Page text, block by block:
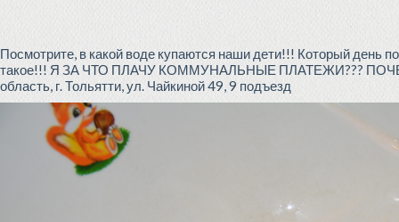
Посмотрите, в какой воде купаются наши дети!!! Который день
такое!!! Я ЗА ЧТО ПЛАЧУ КОММУНАЛЬНЫЕ ПЛАТЕЖИ???
область, г. Тольятти, ул. Чайкиной 49, 9 подъезд